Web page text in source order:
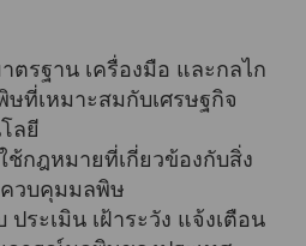
รฐาน เครื่องมือ และกลไก
ที่เหมาะสมกับเศรษฐกิจ
ลยี
กฎหมายที่เกี่ยวข้องกับสิ่ง
วบคุมมลพิษ
ระเมิน เฝ้าระวัง แจ้งเตือน